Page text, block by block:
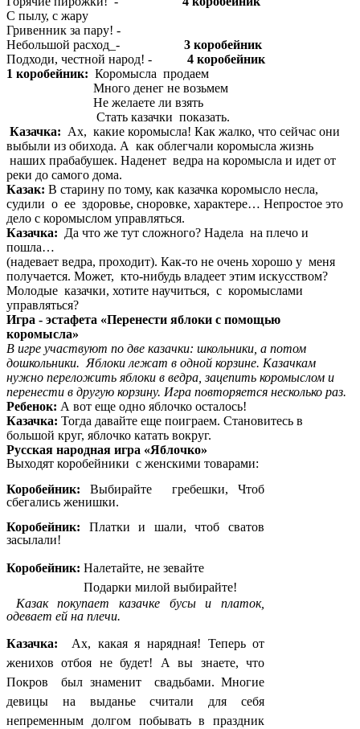
С пылу, с жару
Гривенник за пару! -
Небольшой расход_-
3 коробейник
Подходи, честной народ! - 4 коробейник
1 коробейник: Коромысла продаем
Много денег не возьмем
Не желаете ли взять
Стать казачки показать.
Казачка: Ах, какие коромысла! Как жалко, что сейчас они
выбыли из обихода. А как облегчали коромысла жизнь
наших прабабушек. Наденет ведра на коромысла и идет от
реки до самого дома.
Казак: В старину по тому, как казачка коромысло несла,
судили о ее здоровье, сноровке, характере… Непростое это
дело с коромыслом управляться.
Казачка: Да что же тут сложного? Надела на плечо и
пошла…
(надевает ведра, проходит). Как-то не очень хорошо у меня
получается. Может, кто-нибудь владеет этим искусством?
Молодые казачки, хотите научиться, с коромыслами
управляться?
Игра - эстафета «Перенести яблоки с помощью
коромысла»
В игре участвуют по две казачки: школьники, а потом
дошкольники. Яблоки лежат в одной корзине. Казачкам
нужно переложить яблоки в ведра, зацепить коромыслом и
перенести в другую корзину. Игра повторяется несколько раз.
Ребенок: А вот еще одно яблочко осталось!
Казачка: Тогда давайте еще поиграем. Становитесь в
большой круг, яблочко катать вокруг.
Русская народная игра «Яблочко»
Выходят коробейники с женскими товарами:
Коробейник:Выбирайте гребешки, Чтоб
сбегались женишки.
Коробейник: Платки и шали, чтоб сватов
засылали!
Коробейник: Налетайте, не зевайте
Подарки милой выбирайте!
Казак покупает казачке бусы и платок,
одевает ей на плечи.
Казачка: Ах, какая я нарядная! Теперь от
женихов отбоя не будет! А вы знаете, что
Покров был знаменит свадьбами. Многие
девицы на выданье считали для себя
непременным долгом побывать в праздник